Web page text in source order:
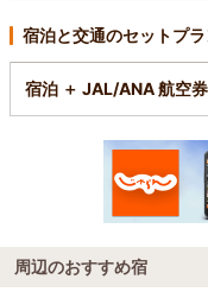
宿泊と交通のセットプ
宿泊 ＋ JAL/ANA 航空券
周辺のおすすめ宿